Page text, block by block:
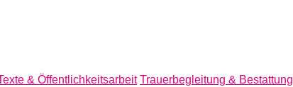
& Öffentlichkeitsarbeit Trauerbegleitung & Bestattung